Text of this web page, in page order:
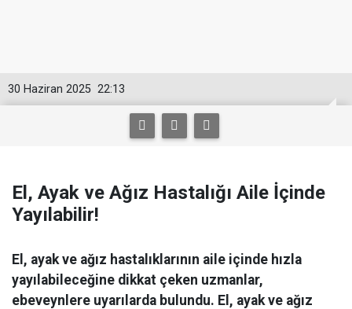
22:13
30 Haziran 2025
El, Ayak ve Ağız Hastalığı Aile İçinde
Yayılabilir!
El, ayak ve ağız hastalıklarının aile içinde hızla
yayılabileceğine dikkat çeken uzmanlar,
ebeveynlere uyarılarda bulundu. El, ayak ve ağız